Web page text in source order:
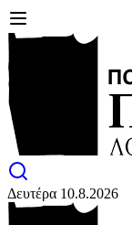
Δευτέρα 10.8.2026